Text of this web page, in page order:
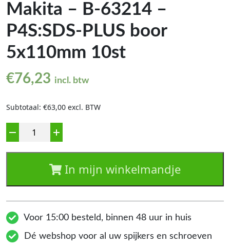
Makita – B-63214 –
P4S:SDS-PLUS boor
5x110mm 10st
€76,23 incl. btw
Subtotaal: €63,00 excl. BTW
In mijn winkelmandje
Voor 15:00 besteld, binnen 48 uur in huis
Dé webshop voor al uw spijkers en schroeven